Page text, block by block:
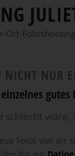
Ort-
NUR
gutes
Fotos von dir